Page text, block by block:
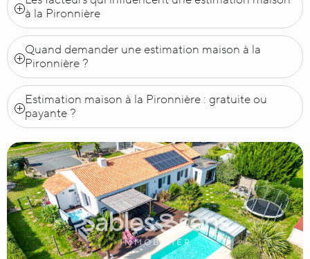
à la Pironnière
Quand demander une estimation maison à la
Pironnière ?
Estimation maison à la Pironnière : gratuite ou
payante ?